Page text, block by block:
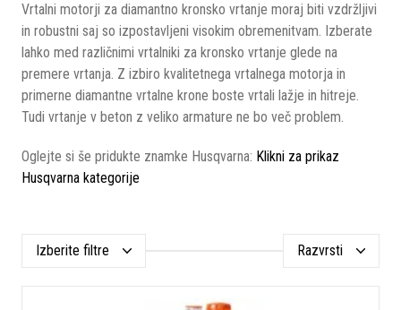
Vrtalni motorji za diamantno kronsko vrtanje moraj biti vzdržljivi
in robustni saj so izpostavljeni visokim obremenitvam. Izberate
lahko med različnimi vrtalniki za kronsko vrtanje glede na
premere vrtanja. Z izbiro kvalitetnega vrtalnega motorja in
primerne diamantne vrtalne krone boste vrtali lažje in hitreje.
Tudi vrtanje v beton z veliko armature ne bo več problem.
Oglejte si še pridukte znamke Husqvarna: Klikni za prikaz
Husqvarna kategorije
Izberite filtre Razvrsti